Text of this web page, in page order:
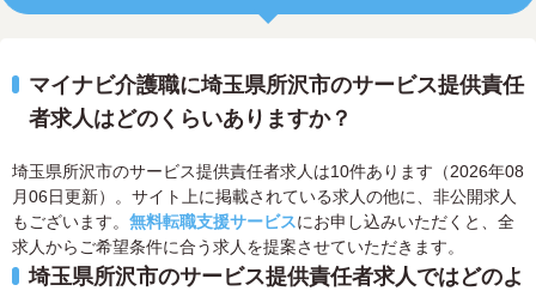
マイナビ介護職に埼玉県所沢市のサービス提供責任
者求人はどのくらいありますか？
埼玉県所沢市のサービス提供責任者求人は10件あります（2026年08
月06日更新）。サイト上に掲載されている求人の他に、非公開求人
もございます。 無料転職支援サービスにお申し込みいただくと、全
求人からご希望条件に合う求人を提案させていただきます。
埼玉県所沢市のサービス提供責任者求人ではどのよ